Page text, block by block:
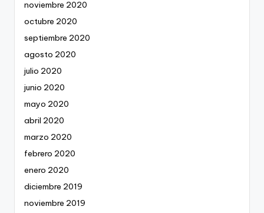
noviembre 2020
octubre 2020
septiembre 2020
agosto 2020
julio 2020
junio 2020
mayo 2020
abril 2020
marzo 2020
febrero 2020
enero 2020
diciembre 2019
noviembre 2019